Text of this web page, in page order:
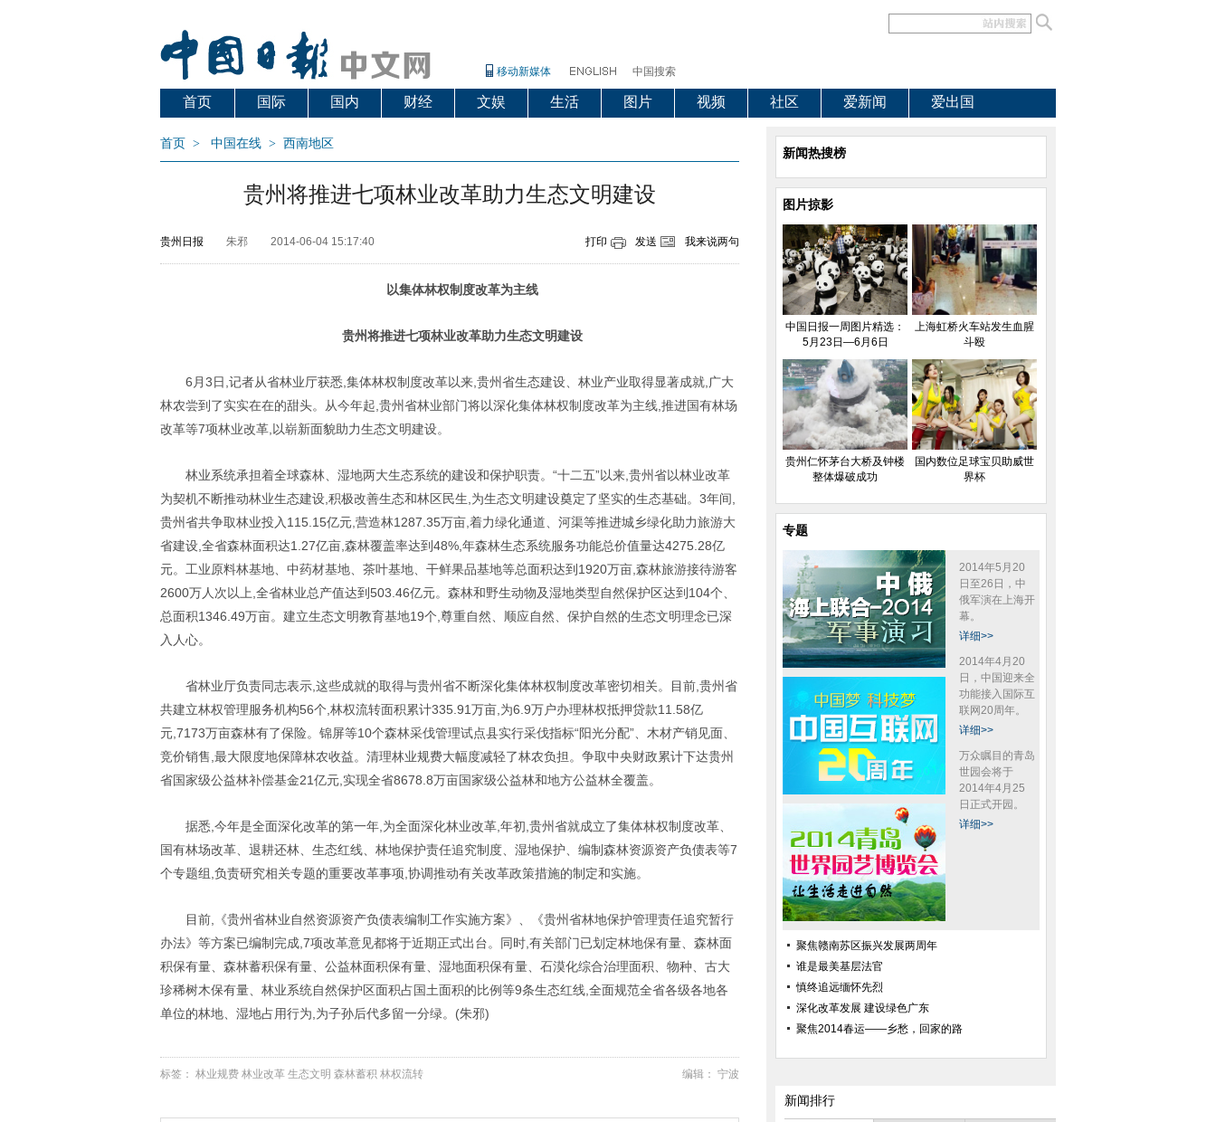
移动新媒体 中国搜索
首页 国际 国内 财经 文娱 生活 图片 视频 社区 爱新闻 爱出国
首页 > 中国在线 > 西南地区
贵州将推进七项林业改革助力生态文明建设
贵州日报 朱邪 2014-06-04 15:17:40 打印 发送 我来说两句
以集体林权制度改革为主线
贵州将推进七项林业改革助力生态文明建设
6月3日,记者从省林业厅获悉,集体林权制度改革以来,贵州省生态建设、林业产业取得显著成就,广大
林农尝到了实实在在的甜头。从今年起,贵州省林业部门将以深化集体林权制度改革为主线,推进国有林场
改革等7项林业改革,以崭新面貌助力生态文明建设。
林业系统承担着全球森林、湿地两大生态系统的建设和保护职责。“十二五”以来,贵州省以林业改革
为契机不断推动林业生态建设,积极改善生态和林区民生,为生态文明建设奠定了坚实的生态基础。3年间,
贵州省共争取林业投入115.15亿元,营造林1287.35万亩,着力绿化通道、河渠等推进城乡绿化助力旅游大
省建设,全省森林面积达1.27亿亩,森林覆盖率达到48%,年森林生态系统服务功能总价值量达4275.28亿
元。工业原料林基地、中药材基地、茶叶基地、干鲜果品基地等总面积达到1920万亩,森林旅游接待游客
2600万人次以上,全省林业总产值达到503.46亿元。森林和野生动物及湿地类型自然保护区达到104个、
总面积1346.49万亩。建立生态文明教育基地19个,尊重自然、顺应自然、保护自然的生态文明理念已深
入人心。
省林业厅负责同志表示,这些成就的取得与贵州省不断深化集体林权制度改革密切相关。目前,贵州省
共建立林权管理服务机构56个,林权流转面积累计335.91万亩,为6.9万户办理林权抵押贷款11.58亿
元,7173万亩森林有了保险。锦屏等10个森林采伐管理试点县实行采伐指标“阳光分配”、木材产销见面、
竞价销售,最大限度地保障林农收益。清理林业规费大幅度减轻了林农负担。争取中央财政累计下达贵州
省国家级公益林补偿基金21亿元,实现全省8678.8万亩国家级公益林和地方公益林全覆盖。
据悉,今年是全面深化改革的第一年,为全面深化林业改革,年初,贵州省就成立了集体林权制度改革、
国有林场改革、退耕还林、生态红线、林地保护责任追究制度、湿地保护、编制森林资源资产负债表等7
个专题组,负责研究相关专题的重要改革事项,协调推动有关改革政策措施的制定和实施。
目前,《贵州省林业自然资源资产负债表编制工作实施方案》、《贵州省林地保护管理责任追究暂行
办法》等方案已编制完成,7项改革意见都将于近期正式出台。同时,有关部门已划定林地保有量、森林面
积保有量、森林蓄积保有量、公益林面积保有量、湿地面积保有量、石漠化综合治理面积、物种、古大
珍稀树木保有量、林业系统自然保护区面积占国土面积的比例等9条生态红线,全面规范全省各级各地各
单位的林地、湿地占用行为,为子孙后代多留一分绿。(朱邪)
编辑： 宁波
标签： 林业规费 林业改革 生态文明 森林蓄积 林权流转
新闻热搜榜
图片掠影
中国日报一周图片精选：
5月23日—6月6日
上海虹桥火车站发生血腥
斗殴
贵州仁怀茅台大桥及钟楼
整体爆破成功
国内数位足球宝贝助威世
界杯
专题
2014年5月20
日至26日，中
俄军演在上海开
幕。
详细>>
2014年4月20
日，中国迎来全
功能接入国际互
联网20周年。
详细>>
万众瞩目的青岛
世园会将于
2014年4月25
日正式开园。
详细>>
聚焦赣南苏区振兴发展两周年
谁是最美基层法官
慎终追远缅怀先烈
深化改革发展 建设绿色广东
聚焦2014春运——乡愁，回家的路
新闻排行